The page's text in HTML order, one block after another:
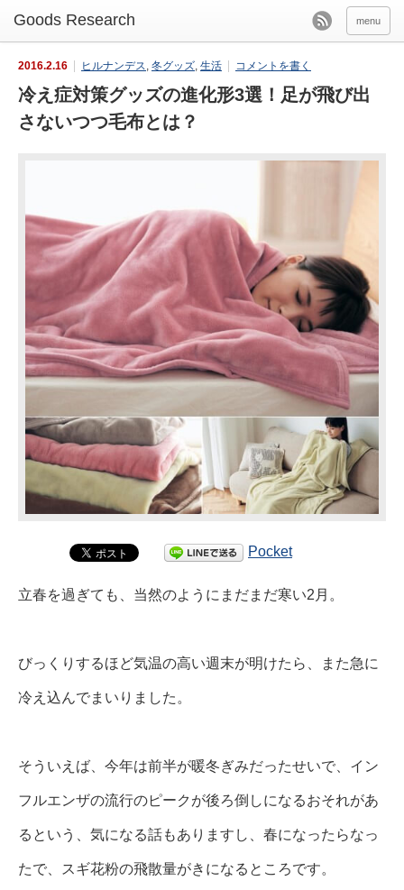
menu
2016.2.16 ヒルナンデス, 冬グッズ, 生活 コメントを書く
冷え症対策グッズの進化形3選！足が飛び出
さないつつ毛布とは？
Pocket
立春を過ぎても、当然のようにまだまだ寒い2月。
びっくりするほど気温の高い週末が明けたら、また急に
冷え込んでまいりました。
そういえば、今年は前半が暖冬ぎみだったせいで、イン
フルエンザの流行のピークが後ろ倒しになるおそれがあ
るという、気になる話もありますし、春になったらなっ
たで、スギ花粉の飛散量がきになるところです。